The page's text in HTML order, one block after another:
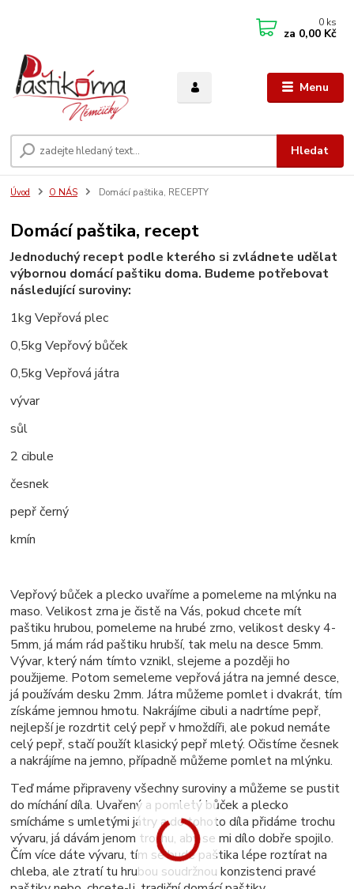
Menu
Hledat
0 ks
za 0,00 Kč
Úvod O NÁS Domácí paštika, RECEPTY
Domácí paštika, recept
Jednoduchý recept podle kterého si zvládnete udělat
výbornou domácí paštiku doma. Budeme potřebovat
následující suroviny:
1kg Vepřová plec
0,5kg Vepřový bůček
0,5kg Vepřová játra
vývar
sůl
2 cibule
česnek
pepř černý
kmín
Vepřový bůček a plecko uvaříme a pomeleme na mlýnku na
maso. Velikost zrna je čistě na Vás, pokud chcete mít
paštiku hrubou, pomeleme na hrubé zrno, velikost desky 4-
5mm, já mám rád paštiku hrubší, tak melu na desce 5mm.
Vývar, který nám tímto vznikl, slejeme a později ho
použijeme. Potom semeleme vepřová játra na jemné desce,
já používám desku 2mm. Játra můžeme pomlet i dvakrát, tím
získáme jemnou hmotu. Nakrájíme cibuli a nadrtíme pepř,
nejlepší je rozdrtit celý pepř v hmoždíři, ale pokud nemáte
celý pepř, stačí použít klasický pepř mletý. Očistíme česnek
a nakrájíme na jemno, případně můžeme pomlet na mlýnku.
Teď máme připraveny všechny suroviny a můžeme se pustit
do míchání díla. Uvařený a pomletý bůček a plecko
smícháme s umletými játry a do tohoto díla přidáme trochu
vývaru, já dávám jenom trochu, aby se mi dílo dobře spojilo.
Čím více dáte vývaru, tím se bude paštika lépe roztírat na
chleba, ale ztratí tu hrubou soudržnou konzistenci pravé